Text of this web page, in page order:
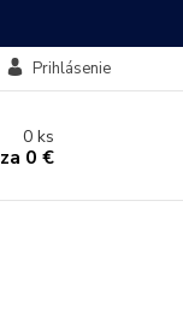
Prihlásenie
0ks
za 0 €